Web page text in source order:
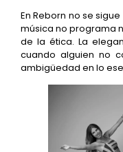
En Reborn no se
música no programa
de la ética. La
cuando alguien no
ambigüedad en lo